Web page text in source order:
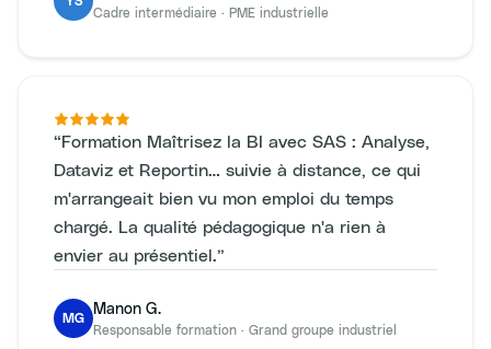
Cadre intermédiaire · PME industrielle
“Formation Maîtrisez la BI avec SAS : Analyse,
Dataviz et Reportin… suivie à distance, ce qui
m'arrangeait bien vu mon emploi du temps
chargé. La qualité pédagogique n'a rien à
envier au présentiel.”
MG
Manon G.
Responsable formation · Grand groupe industriel